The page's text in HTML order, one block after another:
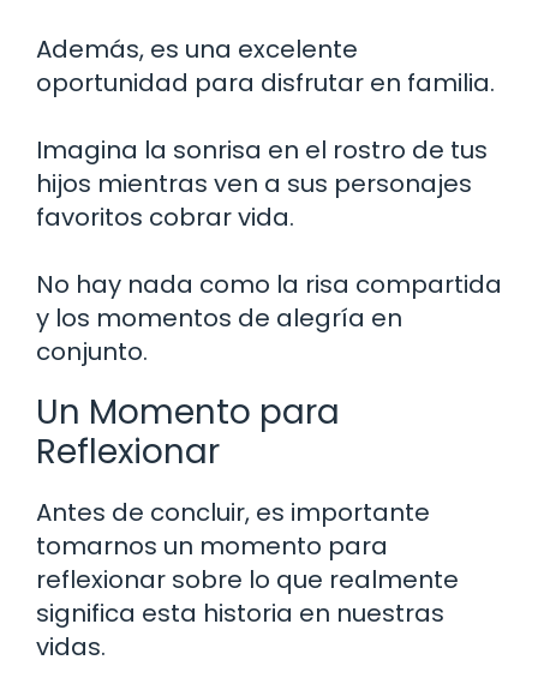
Además, es una excelente
oportunidad para disfrutar en familia.
Imagina la sonrisa en el rostro de tus
hijos mientras ven a sus personajes
favoritos cobrar vida.
No hay nada como la risa compartida
y los momentos de alegría en
conjunto.
Un Momento para
Reflexionar
Antes de concluir, es importante
tomarnos un momento para
reflexionar sobre lo que realmente
significa esta historia en nuestras
vidas.